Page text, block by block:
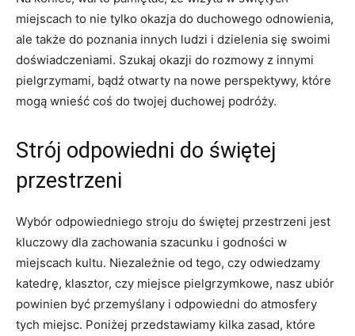
miejscach⁢ to nie ‌tylko okazja⁤ do duchowego⁣ odnowienia,⁢
ale także do poznania ‍innych⁢ ludzi i dzielenia się swoimi
doświadczeniami. ⁣Szukaj ‌okazji⁢ do rozmowy ⁢z ‌innymi
pielgrzymami, bądź otwarty na​ nowe perspektywy,​ które
mogą ⁣wnieść coś do ⁣twojej duchowej podróży.
Strój odpowiedni do świętej⁣
przestrzeni
Wybór odpowiedniego⁤ stroju do świętej ⁢przestrzeni jest
kluczowy⁣ dla zachowania szacunku i godności ​w
miejscach kultu. Niezależnie od tego, czy ‌odwiedzamy
katedrę, klasztor, czy miejsce⁤ pielgrzymkowe, nasz ‍ubiór
powinien być przemyślany⁤ i odpowiedni do‌ atmosfery
tych miejsc. Poniżej przedstawiamy kilka‍ zasad, ​które